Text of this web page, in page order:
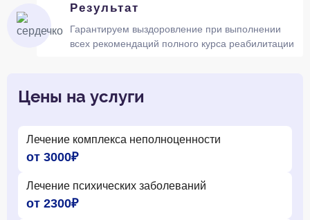
Результат
Гарантируем выздоровление при выполнении
всех рекомендаций полного курса реабилитации
Цены на услуги
Лечение комплекса неполноценности
от 3000₽
Лечение психических заболеваний
от 2300₽